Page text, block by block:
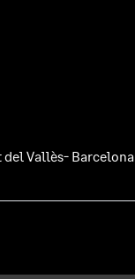
del Vallès- Barcelona